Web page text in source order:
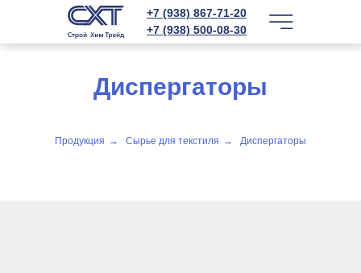
+7 (938) 867-71-20
+7 (938) 500-08-30
Диспергаторы
Продукция → Сырье для текстиля → Диспергаторы